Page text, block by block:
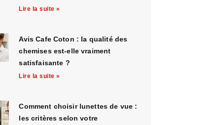
Lire la suite »
Avis Cafe Coton : la qualité des
chemises est-elle vraiment
satisfaisante ?
Lire la suite »
Comment choisir lunettes de vue :
les critères selon votre